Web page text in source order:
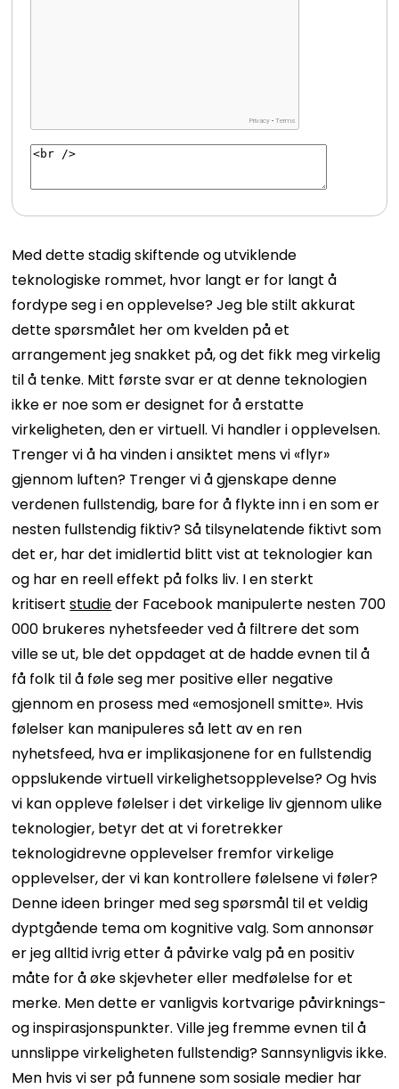
Med dette stadig skiftende og utviklende
teknologiske rommet, hvor langt er for langt å
fordype seg i en opplevelse? Jeg ble stilt akkurat
dette spørsmålet her om kvelden på et
arrangement jeg snakket på, og det fikk meg virkelig
til å tenke. Mitt første svar er at denne teknologien
ikke er noe som er designet for å erstatte
virkeligheten, den er virtuell. Vi handler i opplevelsen.
Trenger vi å ha vinden i ansiktet mens vi «flyr»
gjennom luften? Trenger vi å gjenskape denne
verdenen fullstendig, bare for å flykte inn i en som er
nesten fullstendig fiktiv?Så tilsynelatende fiktivt som
det er, har det imidlertid blitt vist at teknologier kan
og har en reell effekt på folks liv. I en sterkt
kritisertstudieder Facebook manipulerte nesten 700
000 brukeres nyhetsfeeder ved å filtrere det som
ville se ut, ble det oppdaget at de hadde evnen til å
få folk til å føle seg mer positive eller negative
gjennom en prosess med «emosjonell smitte». Hvis
følelser kan manipuleres så lett av en ren
nyhetsfeed, hva er implikasjonene for en fullstendig
oppslukende virtuell virkelighetsopplevelse? Og hvis
vi kan oppleve følelser i det virkelige liv gjennom ulike
teknologier, betyr det at vi foretrekker
teknologidrevne opplevelser fremfor virkelige
opplevelser, der vi kan kontrollere følelsene vi føler?
Denne ideen bringer med seg spørsmål til et veldig
dyptgående tema om kognitive valg. Som annonsør
er jeg alltid ivrig etter å påvirke valg på en positiv
måte for å øke skjevheter eller medfølelse for et
merke. Men dette er vanligvis kortvarige påvirknings-
og inspirasjonspunkter. Ville jeg fremme evnen til å
unnslippe virkeligheten fullstendig? Sannsynligvis ikke.
Men hvis vi ser på funnene som sosiale medier har